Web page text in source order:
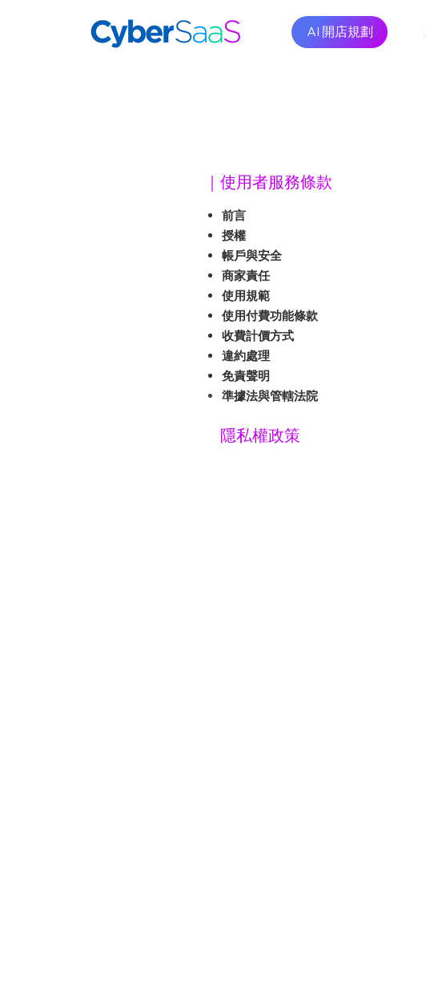
AI 開店規劃
｜使用者服務條款
​前言
​授權
帳戶與安全
商家責任
使用規範
使用付費功能條款
收費計價方式
違約處理
免責聲明
準據法與管轄法院
隱私權政策